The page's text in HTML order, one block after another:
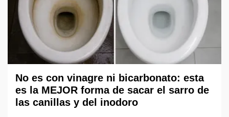
No es con vinagre ni bicarbonato: esta
es la MEJOR forma de sacar el sarro de
las canillas y del inodoro